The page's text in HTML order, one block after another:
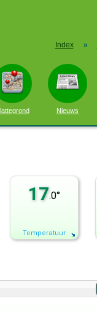
Index »
Nieuws
17.0°
Temperatuur